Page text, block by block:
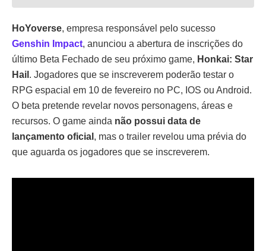
HoYoverse, empresa responsável pelo sucesso
Genshin Impact, anunciou a abertura de inscrições do
último Beta Fechado de seu próximo game, Honkai: Star
Hail . Jogadores que se inscreverem poderão testar o
RPG espacial em 10 de fevereiro no PC, IOS ou Android.
O beta pretende revelar novos personagens, áreas e
recursos. O game ainda não possui data de
lançamento oficial , mas o trailer revelou uma prévia do
que aguarda os jogadores que se inscreverem.